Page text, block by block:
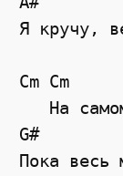
Я кручу,
Cm Cm
На
G#
Пока весь